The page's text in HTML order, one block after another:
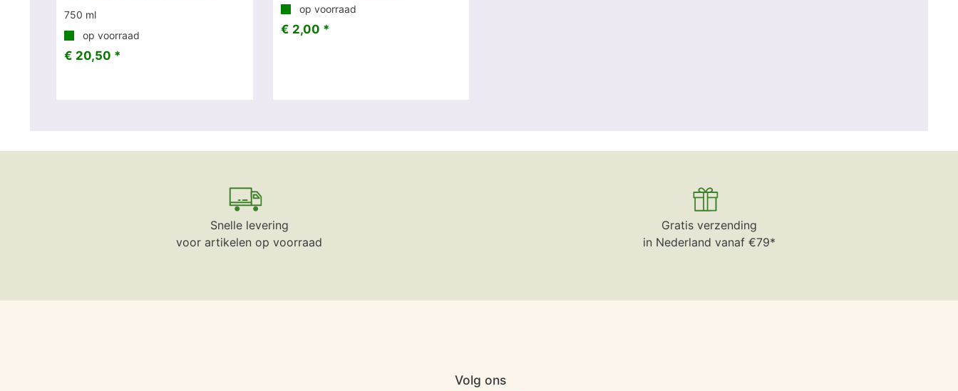
750 ml
op voorraad
€ 20,50 *
op voorraad
€ 2,00 *
Snelle levering
voor artikelen op voorraad
Gratis verzending
in Nederland vanaf €79*
Volg ons